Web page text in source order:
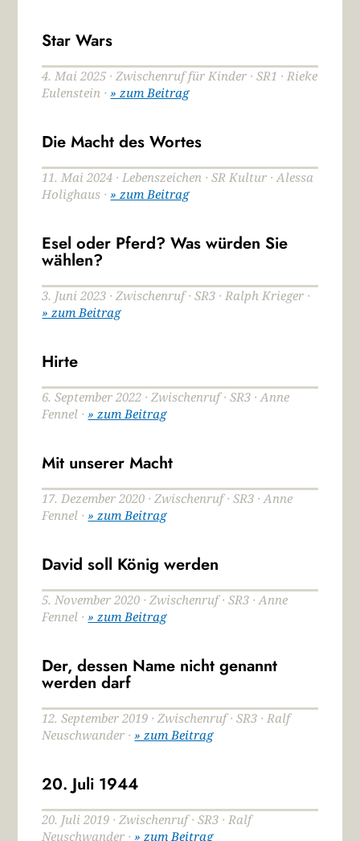
Star Wars
4. Mai 2025 · Zwischenruf für Kinder · SR1 · Rieke
Eulenstein ·» zum Beitrag
Die Macht des Wortes
11. Mai 2024 · Lebenszeichen · SR Kultur · Alessa
Holighaus ·» zum Beitrag
Esel oder Pferd? Was würden Sie
wählen?
3. Juni 2023 · Zwischenruf · SR3 · Ralph Krieger ·
» zum Beitrag
Hirte
6. September 2022 · Zwischenruf · SR3 · Anne
Fennel ·» zum Beitrag
Mit unserer Macht
17. Dezember 2020 · Zwischenruf · SR3 · Anne
Fennel ·» zum Beitrag
David soll König werden
5. November 2020 · Zwischenruf · SR3 · Anne
Fennel ·» zum Beitrag
Der, dessen Name nicht genannt
werden darf
12. September 2019 · Zwischenruf · SR3 · Ralf
Neuschwander ·» zum Beitrag
20. Juli 1944
20. Juli 2019 · Zwischenruf · SR3 · Ralf
Neuschwander ·» zum Beitrag